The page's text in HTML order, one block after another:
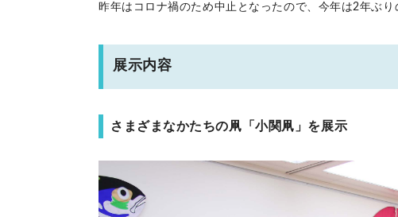
昨年はコロナ禍のため中止となったので、今年は2年ぶり
展示内容
さまざまなかたちの凧「小関凧」を展示